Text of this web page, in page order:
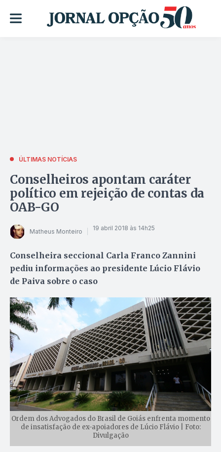
ÚLTIMAS NOTÍCIAS
Conselheiros apontam caráter
político em rejeição de contas da
OAB-GO
Matheus Monteiro 19 abril 2018 às 14h25
Conselheira seccional Carla Franco Zannini
pediu informações ao presidente Lúcio Flávio
de Paiva sobre o caso
Ordem dos Advogados do Brasil de Goiás enfrenta momento
de insatisfação de ex-apoiadores de Lúcio Flávio | Foto:
Divulgação